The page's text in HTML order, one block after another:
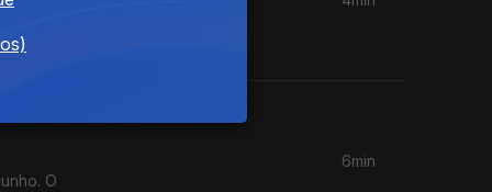
risco
O
6min